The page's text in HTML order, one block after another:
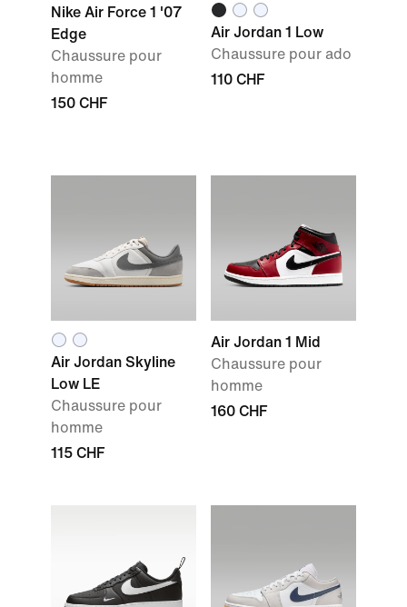
Nike Air Force 1 '07
Edge
Chaussure pour
homme
150 CHF
Air Jordan 1 Low
Chaussure pour ado
110 CHF
Air Jordan Skyline
Low LE
Chaussure pour
homme
115 CHF
Air Jordan 1 Mid
Chaussure pour
homme
160 CHF